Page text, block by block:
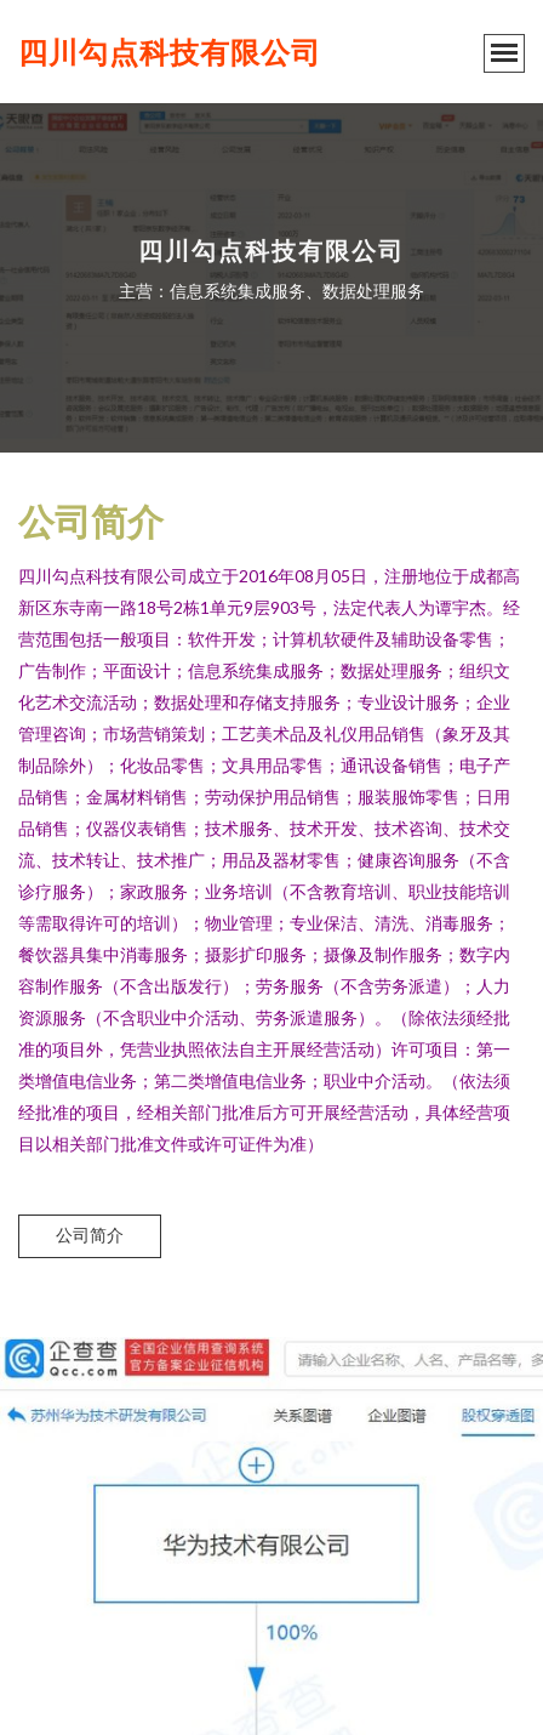
四川勾点科技有限公司
四川勾点科技有限公司
主营：信息系统集成服务、数据处理服务
公司简介
四川勾点科技有限公司成立于2016年08月05日，注册地位于成都高
新区东寺南一路18号2栋1单元9层903号，法定代表人为谭宇杰。经
营范围包括一般项目：软件开发；计算机软硬件及辅助设备零售；
广告制作；平面设计；信息系统集成服务；数据处理服务；组织文
化艺术交流活动；数据处理和存储支持服务；专业设计服务；企业
管理咨询；市场营销策划；工艺美术品及礼仪用品销售（象牙及其
制品除外）；化妆品零售；文具用品零售；通讯设备销售；电子产
品销售；金属材料销售；劳动保护用品销售；服装服饰零售；日用
品销售；仪器仪表销售；技术服务、技术开发、技术咨询、技术交
流、技术转让、技术推广；用品及器材零售；健康咨询服务（不含
诊疗服务）；家政服务；业务培训（不含教育培训、职业技能培训
等需取得许可的培训）；物业管理；专业保洁、清洗、消毒服务；
餐饮器具集中消毒服务；摄影扩印服务；摄像及制作服务；数字内
容制作服务（不含出版发行）；劳务服务（不含劳务派遣）；人力
资源服务（不含职业中介活动、劳务派遣服务）。（除依法须经批
准的项目外，凭营业执照依法自主开展经营活动）许可项目：第一
类增值电信业务；第二类增值电信业务；职业中介活动。（依法须
经批准的项目，经相关部门批准后方可开展经营活动，具体经营项
目以相关部门批准文件或许可证件为准）
公司简介